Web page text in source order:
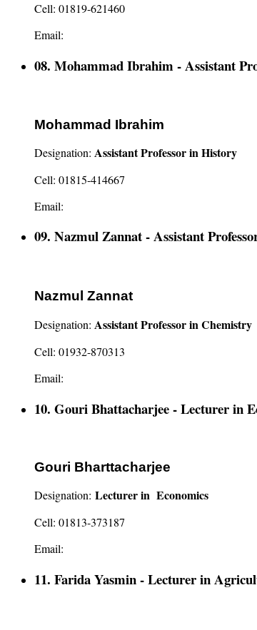
Cell: 01819-621460
Email:
08. Mohammad Ibrahim - Assistant
Mohammad Ibrahim
Designation: Assistant Professor in History
Cell: 01815-414667
Email:
09. Nazmul Zannat - Assistant
Nazmul Zannat
Designation: Assistant Professor in Chemistry
Cell: 01932-870313
Email:
10. Gouri Bhattacharjee - Lecturer in
Gouri Bharttacharjee
Designation: Lecturer in Economics
Cell: 01813-373187
Email:
11. Farida Yasmin - Lecturer in